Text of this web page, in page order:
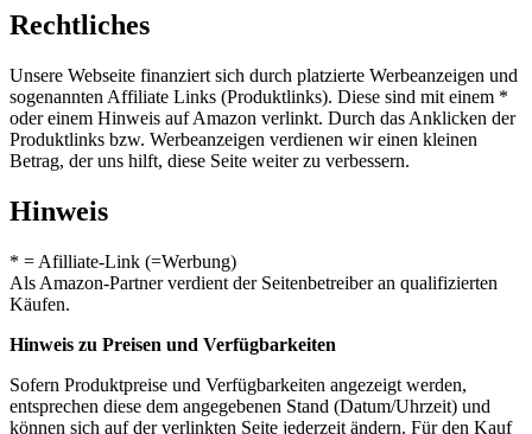
Rechtliches
Unsere Webseite finanziert sich durch platzierte Werbeanzeigen und
sogenannten Affiliate Links (Produktlinks). Diese sind mit einem *
oder einem Hinweis auf Amazon verlinkt. Durch das Anklicken der
Produktlinks bzw. Werbeanzeigen verdienen wir einen kleinen
Betrag, der uns hilft, diese Seite weiter zu verbessern.
Hinweis
* = Afilliate-Link (=Werbung)
Als Amazon-Partner verdient der Seitenbetreiber an qualifizierten
Käufen.
Hinweis zu Preisen und Verfügbarkeiten
Sofern Produktpreise und Verfügbarkeiten angezeigt werden,
entsprechen diese dem angegebenen Stand (Datum/Uhrzeit) und
können sich auf der verlinkten Seite jederzeit ändern. Für den Kauf